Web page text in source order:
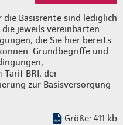
Basisrente sind lediglich
jeweils vereinbarten
die Sie hier bereits
Grundbegriffe und
Tarif BRI, der
zur Basisversorgung
Größe: 411 kb